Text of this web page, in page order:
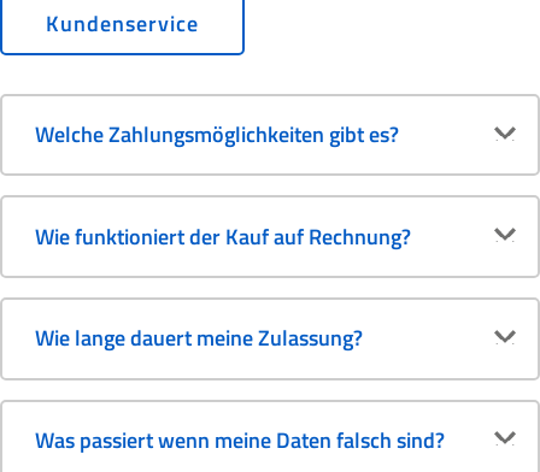
Kundenservice
Welche Zahlungsmöglichkeiten gibt es?
Wie funktioniert der Kauf auf Rechnung?
Wie lange dauert meine Zulassung?
Was passiert wenn meine Daten falsch sind?